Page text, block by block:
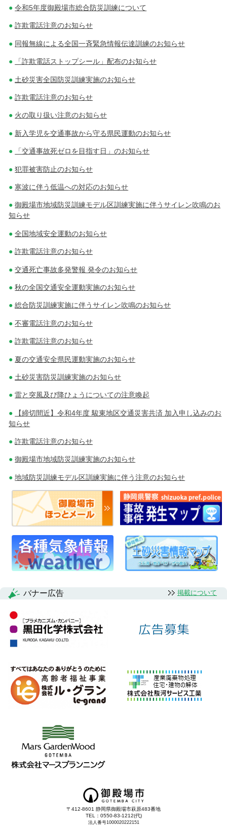
令和5年度御殿場市総合防災訓練について
詐欺電話注意のお知らせ
同報無線による全国一斉緊急情報伝達訓練のお知らせ
「詐欺電話ストップシール」配布のお知らせ
土砂災害全国防災訓練実施のお知らせ
詐欺電話注意のお知らせ
火の取り扱い注意のお知らせ
新入学児を交通事故から守る県民運動のお知らせ
「交通事故死ゼロを目指す日」のお知らせ
犯罪被害防止のお知らせ
寒波に伴う低温への対応のお知らせ
御殿場市地域防災訓練モデル区訓練実施に伴うサイレン吹鳴のお
知らせ
全国地域安全運動のお知らせ
詐欺電話注意のお知らせ
交通死亡事故多発警報 発令のお知らせ
秋の全国交通安全運動実施のお知らせ
総合防災訓練実施に伴うサイレン吹鳴のお知らせ
不審電話注意のお知らせ
詐欺電話注意のお知らせ
夏の交通安全県民運動実施のお知らせ
土砂災害防災訓練実施のお知らせ
雷と突風及び降ひょうについての注意喚起
【締切間近】令和4年度 駿東地区交通災害共済 加入申し込みのお
知らせ
詐欺電話注意のお知らせ
御殿場市地域防災訓練実施のお知らせ
地域防災訓練モデル区訓練実施に伴う注意のお知らせ
バナー広告 掲載について
〒412-8601 静岡県御殿場市萩原483番地
TEL：0550-83-1212(代)
法人番号1000020222151